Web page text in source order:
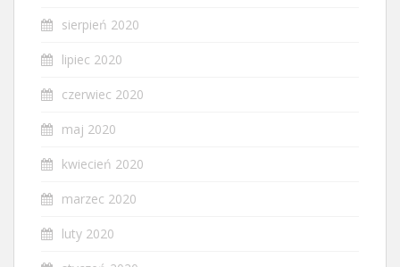
sierpień 2020
lipiec 2020
czerwiec 2020
maj 2020
kwiecień 2020
marzec 2020
luty 2020